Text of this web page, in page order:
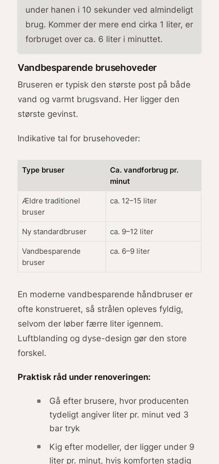
under hanen i 10 sekunder ved almindeligt
brug. Kommer der mere end cirka 1 liter, er
forbruget over ca. 6 liter i minuttet.
Vandbesparende brusehoveder
Bruseren er typisk den største post på både
vand og varmt brugsvand. Her ligger den
største gevinst.
Indikative tal for brusehoveder:
Type bruser
Ca. vandforbrug pr.
minut
Ældre traditionel
bruser
ca. 12–15 liter
Ny standardbruser ca. 9–12 liter
Vandbesparende
bruser
ca. 6–9 liter
En moderne vandbesparende håndbruser er
ofte konstrueret, så strålen opleves fyldig,
selvom der løber færre liter igennem.
Luftblanding og dyse-design gør den store
forskel.
Praktisk råd under renoveringen:
Gå efter brusere, hvor producenten
tydeligt angiver liter pr. minut ved 3
bar tryk
Kig efter modeller, der ligger under 9
liter pr. minut, hvis komforten stadig